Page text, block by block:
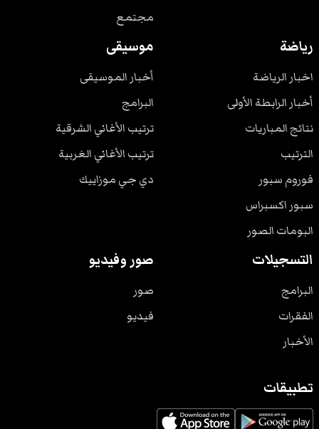
مجتمع
رياضة
اخبار الرياضة
أخبار الرابطة الأولى
نتائج المباريات
الترتيب
فوروم سبور
سبور اكسبراس
البومات الصور
موسيقى
أخبار الموسيقى
البرامج
ترتيب الأغاني الشرقية
ترتيب الأغاني الغربية
دي جي موزاييك
التسجيلات
البرامج
الفقرات
الأخبار
صور وفيديو
صور
فيديو
تطبيقات